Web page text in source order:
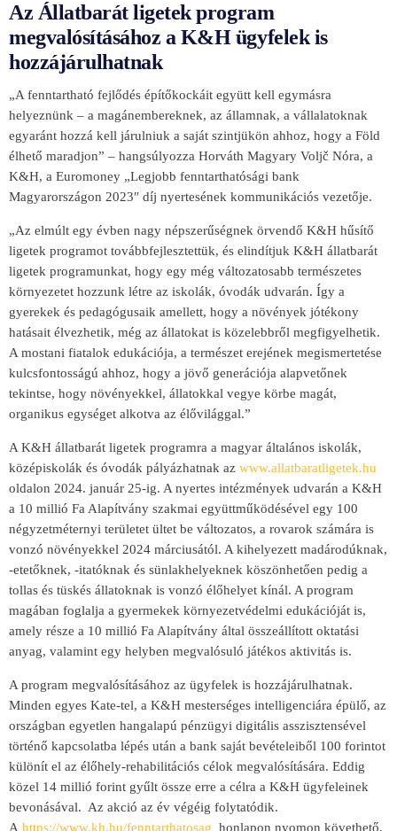
Az Állatbarát ligetek program
megvalósításához a K&H ügyfelek is
hozzájárulhatnak
„A fenntartható fejlődés építőkockáit együtt kell egymásra
helyeznünk – a magánembereknek, az államnak, a vállalatoknak
egyaránt hozzá kell járulniuk a saját szintjükön ahhoz, hogy a Föld
élhető maradjon” – hangsúlyozza Horváth Magyary Voljč Nóra, a
K&H, a Euromoney „Legjobb fenntarthatósági bank
Magyarországon 2023″ díj nyertesének kommunikációs vezetője.
„Az elmúlt egy évben nagy népszerűségnek örvendő K&H hűsítő
ligetek programot továbbfejlesztettük, és elindítjuk K&H állatbarát
ligetek programunkat, hogy egy még változatosabb természetes
környezetet hozzunk létre az iskolák, óvodák udvarán. Így a
gyerekek és pedagógusaik amellett, hogy a növények jótékony
hatásait élvezhetik, még az állatokat is közelebbről megfigyelhetik.
A mostani fiatalok edukációja, a természet erejének megismertetése
kulcsfontosságú ahhoz, hogy a jövő generációja alapvetőnek
tekintse, hogy növényekkel, állatokkal vegye körbe magát,
organikus egységet alkotva az élővilággal.”
A K&H állatbarát ligetek programra a magyar általános iskolák,
középiskolák és óvodák pályázhatnak az www.allatbaratligetek.hu
oldalon 2024. január 25-ig. A nyertes intézmények udvarán a K&H
a 10 millió Fa Alapítvány szakmai együttműködésével egy 100
négyzetméternyi területet ültet be változatos, a rovarok számára is
vonzó növényekkel 2024 márciusától. A kihelyezett madárodúknak,
-etetőknek, -itatóknak és sünlakhelyeknek köszönhetően pedig a
tollas és tüskés állatoknak is vonzó élőhelyet kínál. A program
magában foglalja a gyermekek környezetvédelmi edukációját is,
amely része a 10 millió Fa Alapítvány által összeállított oktatási
anyag, valamint egy helyben megvalósuló játékos aktivitás is.
A program megvalósításához az ügyfelek is hozzájárulhatnak.
Minden egyes Kate-tel, a K&H mesterséges intelligenciára épülő, az
országban egyetlen hangalapú pénzügyi digitális asszisztensével
történő kapcsolatba lépés után a bank saját bevételeiből 100 forintot
különít el az élőhely-rehabilitációs célok megvalósítására. Eddig
közel 14 millió forint gyűlt össze erre a célra a K&H ügyfeleinek
bevonásával. Az akció az év végéig folytatódik.
A https://www.kh.hu/fenntarthatosag honlapon nyomon követhető,